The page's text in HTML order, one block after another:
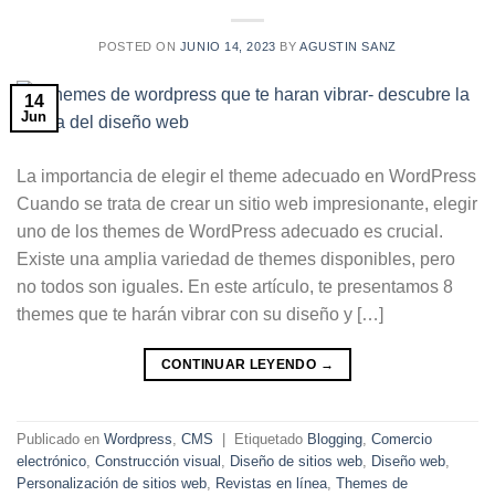
POSTED ON JUNIO 14, 2023 BY AGUSTIN SANZ
14
Jun
La importancia de elegir el theme adecuado en WordPress
Cuando se trata de crear un sitio web impresionante, elegir
uno de los themes de WordPress adecuado es crucial.
Existe una amplia variedad de themes disponibles, pero
no todos son iguales. En este artículo, te presentamos 8
themes que te harán vibrar con su diseño y […]
CONTINUAR LEYENDO →
Publicado en Wordpress CMS Etiquetado Blogging Comercio
electrónico Construcción visual Diseño de sitios web Diseño web
Personalización de sitios web
Revistas en línea Themes de